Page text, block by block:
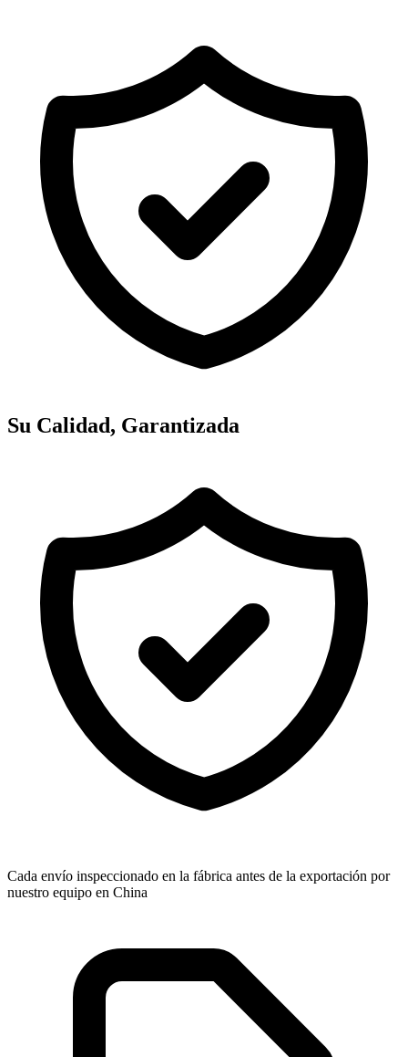
Su Calidad, Garantizada
Cada envío inspeccionado en la fábrica antes de la exportación por
nuestro equipo en China